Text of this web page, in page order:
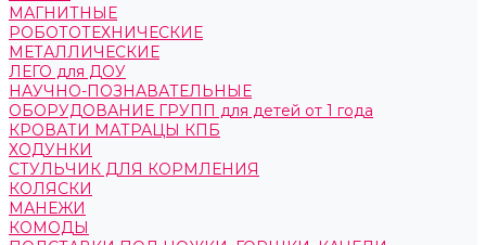
МАГНИТНЫЕ
РОБОТОТЕХНИЧЕСКИЕ
МЕТАЛЛИЧЕСКИЕ
ЛЕГО для ДОУ
НАУЧНО-ПОЗНАВАТЕЛЬНЫЕ
ОБОРУДОВАНИЕ ГРУПП для детей от 1 года
КРОВАТИ МАТРАЦЫ КПБ
ХОДУНКИ
СТУЛЬЧИК ДЛЯ КОРМЛЕНИЯ
КОЛЯСКИ
МАНЕЖИ
КОМОДЫ